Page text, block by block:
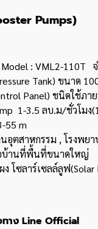
Pumps)
: VML2-110T
Tank) ขนาด
Panel) ชนิดใช้ภา
1-3.5 ลบ.ม/ชั่วโมง
55 m
อุตสาหกรรม , โรงพยา
บ้านที่พื้นที่ขนาดใหญ่
โซลาร์เซลล์ลูฟ(Solar
าง Line Official